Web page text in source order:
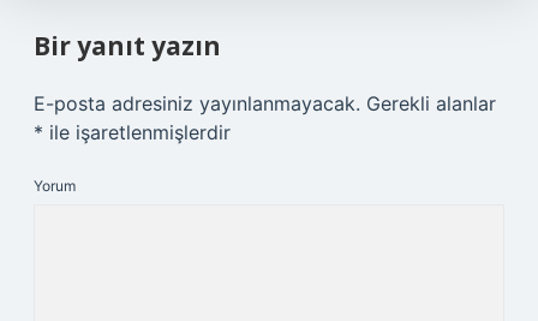
Bir yanıt yazın
E-posta adresiniz yayınlanmayacak. Gerekli alanlar
* ile işaretlenmişlerdir
Yorum